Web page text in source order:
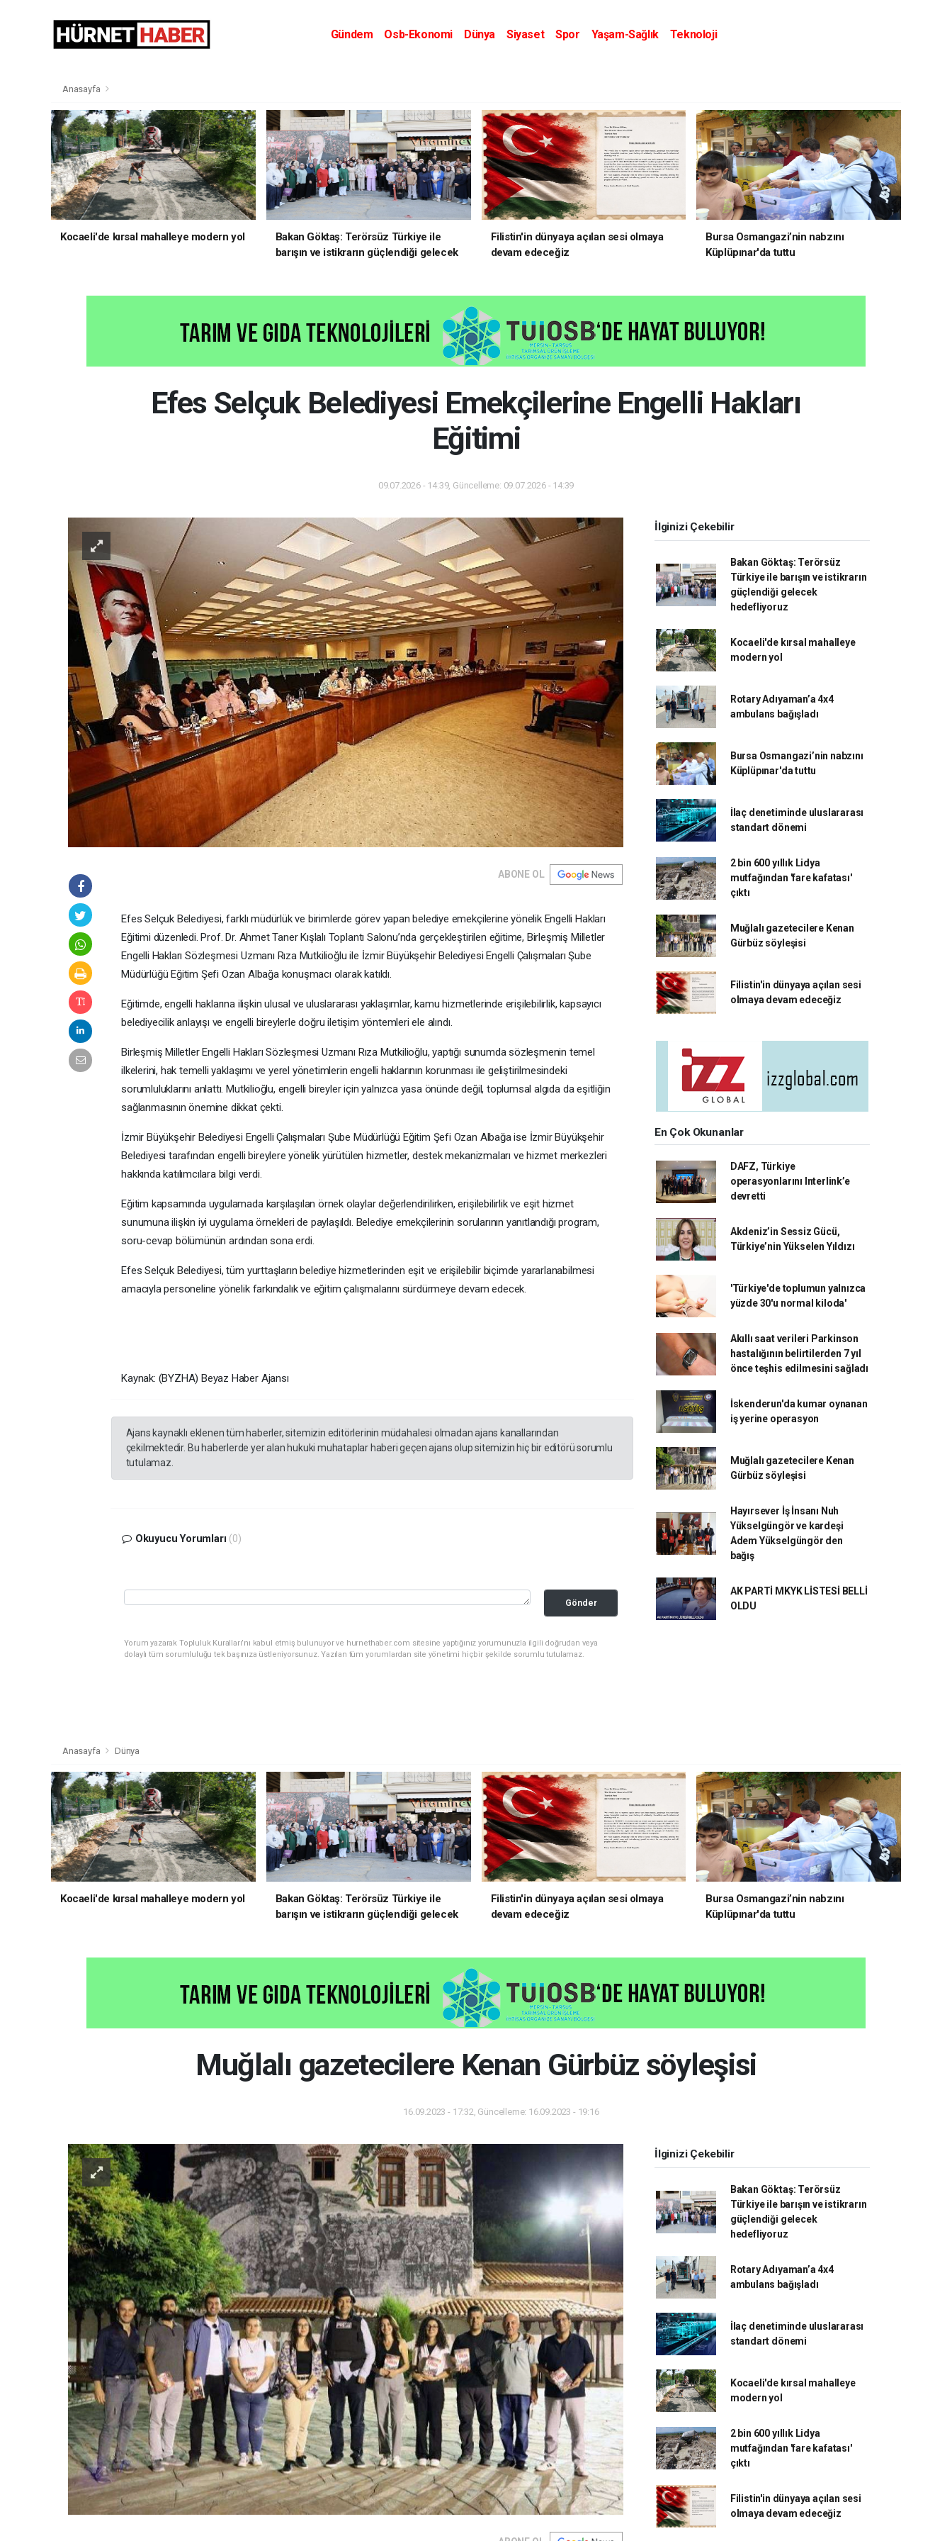
Gündem Osb-Ekonomi Dünya Siyaset Spor Yaşam-Sağlık
Teknoloji
Anasayfa
Kocaeli'de kırsal mahalleye modern yol
Bakan Göktaş: Terörsüz Türkiye ile
barışın ve istikrarın güçlendiği gelecek
Filistin'in dünyaya açılan sesi olmaya
devam edeceğiz
Bursa Osmangazi’nin nabzını
Küplüpınar'da tuttu
Efes Selçuk Belediyesi Emekçilerine Engelli Hakları
Eğitimi
09.07.2026 - 14:39, Güncelleme: 09.07.2026 - 14:39
ABONE OL
Efes Selçuk Belediyesi, farklı müdürlük ve birimlerde görev yapan belediye emekçilerine yönelik Engelli Hakları
Eğitimi düzenledi. Prof. Dr. Ahmet Taner Kışlalı Toplantı Salonu’nda gerçekleştirilen eğitime, Birleşmiş Milletler
Engelli Hakları Sözleşmesi Uzmanı Rıza Mutkilioğlu ile İzmir Büyükşehir Belediyesi Engelli Çalışmaları Şube
Müdürlüğü Eğitim Şefi Ozan Albağa konuşmacı olarak katıldı.
Eğitimde, engelli haklarına ilişkin ulusal ve uluslararası yaklaşımlar, kamu hizmetlerinde erişilebilirlik, kapsayıcı
belediyecilik anlayışı ve engelli bireylerle doğru iletişim yöntemleri ele alındı.
Birleşmiş Milletler Engelli Hakları Sözleşmesi Uzmanı Rıza Mutkilioğlu, yaptığı sunumda sözleşmenin temel
ilkelerini, hak temelli yaklaşımı ve yerel yönetimlerin engelli haklarının korunması ile geliştirilmesindeki
sorumluluklarını anlattı. Mutkilioğlu, engelli bireyler için yalnızca yasa önünde değil, toplumsal algıda da eşitliğin
sağlanmasının önemine dikkat çekti.
İzmir Büyükşehir Belediyesi Engelli Çalışmaları Şube Müdürlüğü Eğitim Şefi Ozan Albağa ise İzmir Büyükşehir
Belediyesi tarafından engelli bireylere yönelik yürütülen hizmetler, destek mekanizmaları ve hizmet merkezleri
hakkında katılımcılara bilgi verdi.
Eğitim kapsamında uygulamada karşılaşılan örnek olaylar değerlendirilirken, erişilebilirlik ve eşit hizmet
sunumuna ilişkin iyi uygulama örnekleri de paylaşıldı. Belediye emekçilerinin sorularının yanıtlandığı program,
soru-cevap bölümünün ardından sona erdi.
Efes Selçuk Belediyesi, tüm yurttaşların belediye hizmetlerinden eşit ve erişilebilir biçimde yararlanabilmesi
amacıyla personeline yönelik farkındalık ve eğitim çalışmalarını sürdürmeye devam edecek.
Kaynak: (BYZHA) Beyaz Haber Ajansı
Ajans kaynaklı eklenen tüm haberler, sitemizin editörlerinin müdahalesi olmadan ajans kanallarından
çekilmektedir. Bu haberlerde yer alan hukuki muhataplar haberi geçen ajans olup sitemizin hiç bir editörü sorumlu
tutulamaz.
Okuyucu Yorumları (0)
Gönder
Yorum yazarak Topluluk Kuralları’nı kabul etmiş bulunuyor ve hurnethaber.com sitesine yaptığınız yorumunuzla ilgili doğrudan veya
dolaylı tüm sorumluluğu tek başınıza üstleniyorsunuz. Yazılan tüm yorumlardan site yönetimi hiçbir şekilde sorumlu tutulamaz.
İlginizi Çekebilir
Bakan Göktaş: Terörsüz
Türkiye ile barışın ve istikrarın
güçlendiği gelecek
hedefliyoruz
Kocaeli'de kırsal mahalleye
modern yol
Rotary Adıyaman’a 4x4
ambulans bağışladı
Bursa Osmangazi’nin nabzını
Küplüpınar'da tuttu
İlaç denetiminde uluslararası
standart dönemi
2 bin 600 yıllık Lidya
mutfağından 'fare kafatası'
çıktı
Muğlalı gazetecilere Kenan
Gürbüz söyleşisi
Filistin'in dünyaya açılan sesi
olmaya devam edeceğiz
En Çok Okunanlar
DAFZ, Türkiye
operasyonlarını Interlink’e
devretti
Akdeniz’in Sessiz Gücü,
Türkiye’nin Yükselen Yıldızı
'Türkiye'de toplumun yalnızca
yüzde 30'u normal kiloda'
Akıllı saat verileri Parkinson
hastalığının belirtilerden 7 yıl
önce teşhis edilmesini sağladı
İskenderun'da kumar oynanan
iş yerine operasyon
Muğlalı gazetecilere Kenan
Gürbüz söyleşisi
Hayırsever İş İnsanı Nuh
Yükselgüngör ve kardeşi
Adem Yükselgüngör den
bağış
AK PARTİ MKYK LİSTESİ BELLİ
OLDU
Anasayfa Dünya
Kocaeli'de kırsal mahalleye modern yol
Bakan Göktaş: Terörsüz Türkiye ile
barışın ve istikrarın güçlendiği gelecek
Filistin'in dünyaya açılan sesi olmaya
devam edeceğiz
Bursa Osmangazi’nin nabzını
Küplüpınar'da tuttu
Muğlalı gazetecilere Kenan Gürbüz söyleşisi
16.09.2023 - 17:32, Güncelleme: 16.09.2023 - 19:16
İlginizi Çekebilir
Bakan Göktaş: Terörsüz
Türkiye ile barışın ve istikrarın
güçlendiği gelecek
hedefliyoruz
Rotary Adıyaman’a 4x4
ambulans bağışladı
İlaç denetiminde uluslararası
standart dönemi
Kocaeli'de kırsal mahalleye
modern yol
2 bin 600 yıllık Lidya
mutfağından 'fare kafatası'
çıktı
Filistin'in dünyaya açılan sesi
olmaya devam edeceğiz